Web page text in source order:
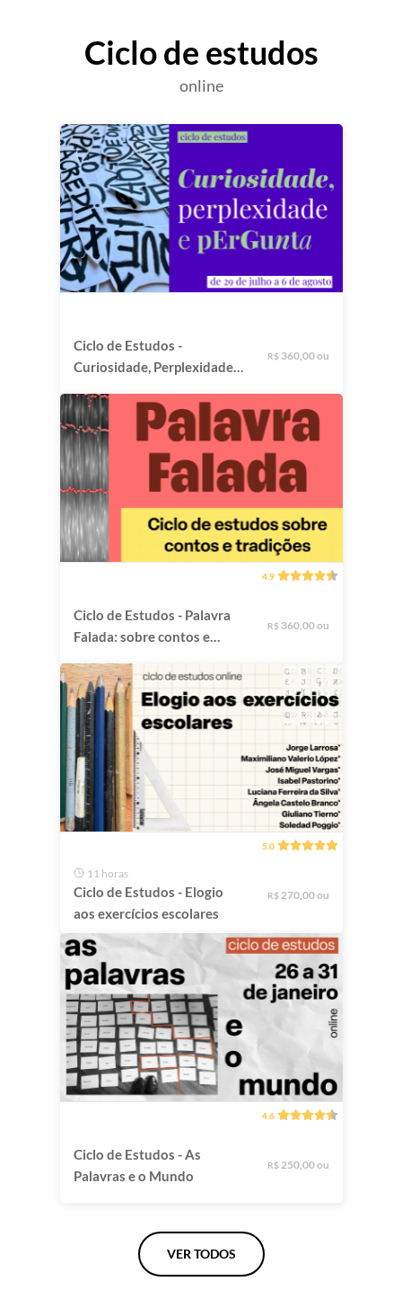
Ciclo de estudos
online
Ciclo de Estudos -
Curiosidade, Perplexidade e
R$ 360,00 ou
4.9
Ciclo de Estudos - Palavra
Falada: sobre contos e
R$ 360,00 ou
5.0
11 horas
Ciclo de Estudos - Elogio
aos exercícios escolares
R$ 270,00 ou
4.6
Ciclo de Estudos - As
Palavras e o Mundo
R$ 250,00 ou
VER TODOS